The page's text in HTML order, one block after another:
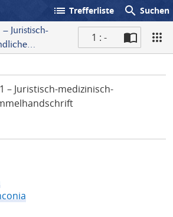
list Trefferliste search Suchen
Juristisch-
1 : -
– Juristisch-medizinisch-